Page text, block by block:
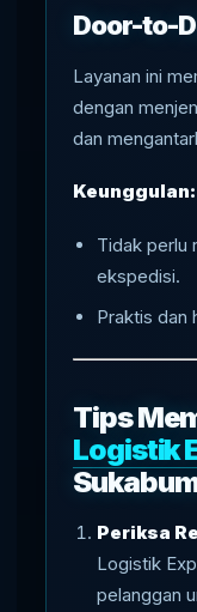
Door-to-
Layanan ini
dengan
dan
Keunggulan:
Tidak perlu
ekspedisi.
Praktis dan
Tips
Logistik
Periksa
Logistik
pelanggan